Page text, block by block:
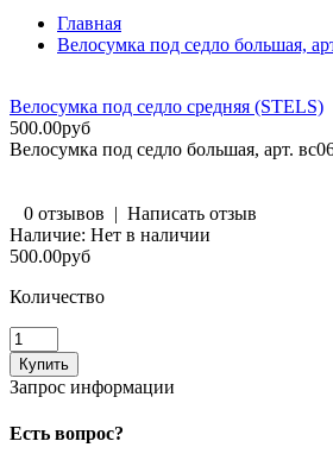
Главная
Велосумка под седло большая,
Велосумка под седло средняя (STELS)
500.00руб
Велосумка под седло большая, арт.
0 отзывов | Написать отзыв
Наличие: Нет в наличии
500.00руб
Количество
Запрос информации
Есть вопрос?